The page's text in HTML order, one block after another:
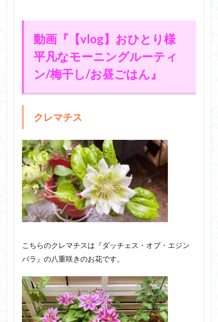
動画『【vlog】おひとり様
平凡なモーニングルーティ
ン/梅干し/お昼ごはん』
クレマチス
こちらのクレマチスは『ダッチェス・オブ・エジン
バラ』の八重咲きのお花です。